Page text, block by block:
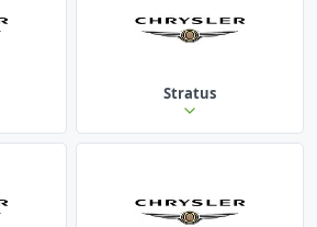
Stratus